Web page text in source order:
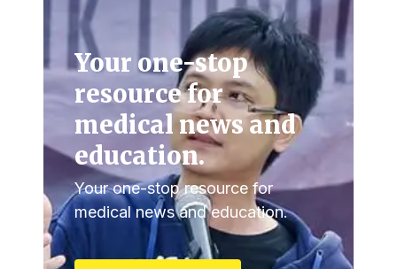
Your one-stop
resource for
medical news and
education.
Your one-stop resource for
medical news and education.